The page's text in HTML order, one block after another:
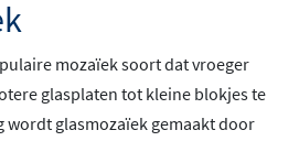
mozaïek soort dat vroeger
glasplaten tot kleine blokjes te
wordt glasmozaïek gemaakt door